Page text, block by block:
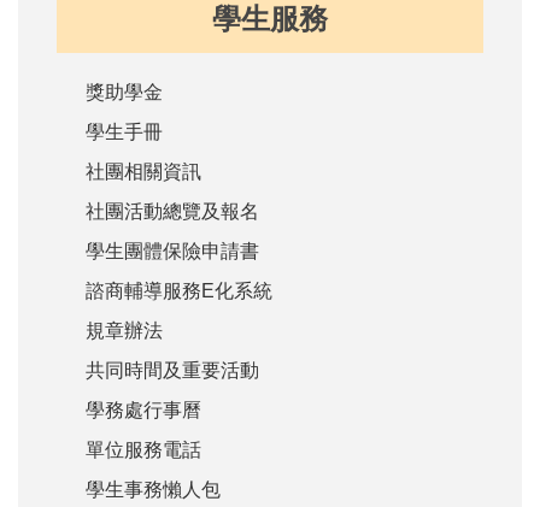
學生服務
獎助學金
學生手冊
社團相關資訊
社團活動總覽及報名
學生團體保險申請書
諮商輔導服務E化系統
規章辦法
共同時間及重要活動
學務處行事曆
單位服務電話
學生事務懶人包